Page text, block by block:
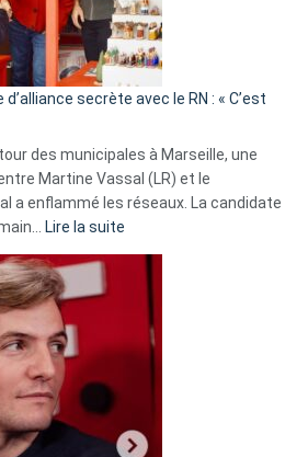
Algérie
secrète avec le RN : « C’est
des municipales à Marseille, une
Martine Vassal (LR) et le
a enflammé les réseaux. La candidate
Lire la suite
Martine
Vassal
d’alliance
secrète